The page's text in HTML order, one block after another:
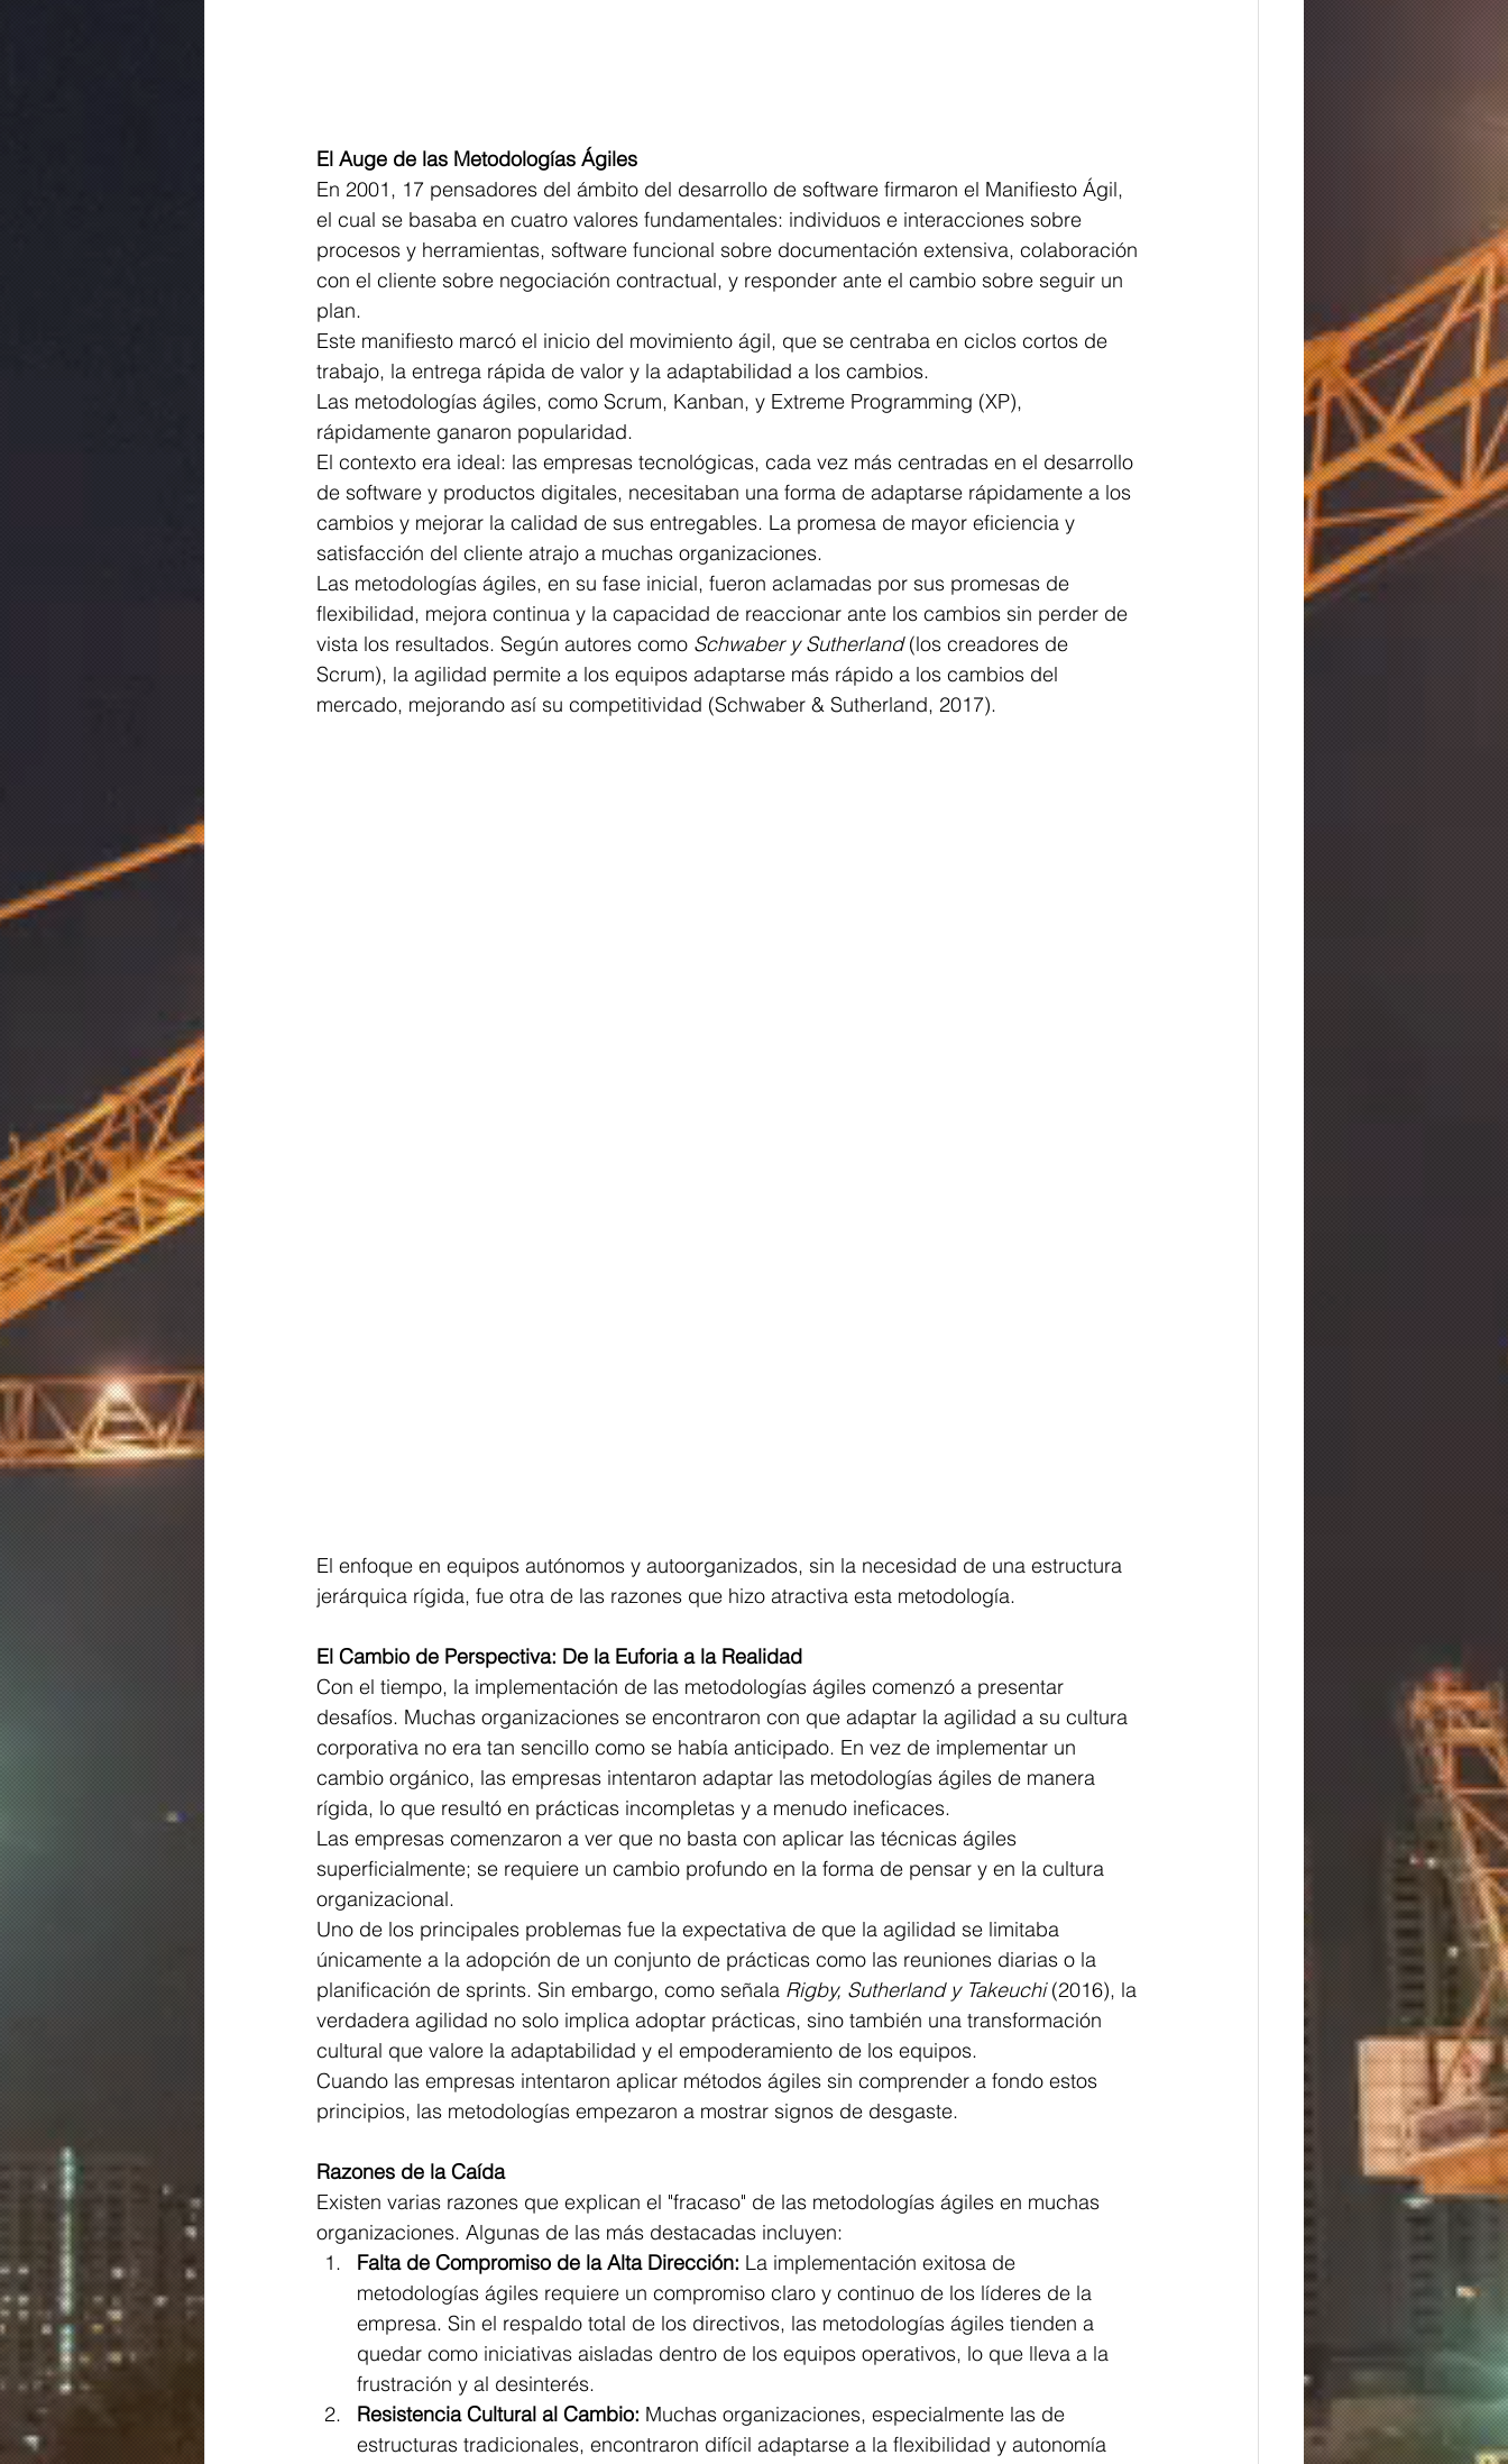
El Auge de las Metodologías Ágiles
En 2001, 17 pensadores del ámbito del desarrollo de software firmaron el Manifiesto Ágil,
el cual se basaba en cuatro valores fundamentales: individuos e interacciones sobre
procesos y herramientas, software funcional sobre documentación extensiva, colaboración
con el cliente sobre negociación contractual, y responder ante el cambio sobre seguir un
plan.
Este manifiesto marcó el inicio del movimiento ágil, que se centraba en ciclos cortos de
trabajo, la entrega rápida de valor y la adaptabilidad a los cambios.
Las metodologías ágiles, como Scrum, Kanban, y Extreme Programming (XP),
rápidamente ganaron popularidad.
El contexto era ideal: las empresas tecnológicas, cada vez más centradas en el desarrollo
de software y productos digitales, necesitaban una forma de adaptarse rápidamente a los
cambios y mejorar la calidad de sus entregables. La promesa de mayor eficiencia y
satisfacción del cliente atrajo a muchas organizaciones.
Las metodologías ágiles, en su fase inicial, fueron aclamadas por sus promesas de
flexibilidad, mejora continua y la capacidad de reaccionar ante los cambios sin perder de
vista los resultados. Según autores como Schwaber y Sutherland (los creadores de
Scrum), la agilidad permite a los equipos adaptarse más rápido a los cambios del
mercado, mejorando así su competitividad (Schwaber & Sutherland, 2017).
El enfoque en equipos autónomos y autoorganizados, sin la necesidad de una estructura
jerárquica rígida, fue otra de las razones que hizo atractiva esta metodología.
El Cambio de Perspectiva: De la Euforia a la Realidad
Con el tiempo, la implementación de las metodologías ágiles comenzó a presentar
desafíos. Muchas organizaciones se encontraron con que adaptar la agilidad a su cultura
corporativa no era tan sencillo como se había anticipado. En vez de implementar un
cambio orgánico, las empresas intentaron adaptar las metodologías ágiles de manera
rígida, lo que resultó en prácticas incompletas y a menudo ineficaces.
Las empresas comenzaron a ver que no basta con aplicar las técnicas ágiles
superficialmente; se requiere un cambio profundo en la forma de pensar y en la cultura
organizacional.
Uno de los principales problemas fue la expectativa de que la agilidad se limitaba
únicamente a la adopción de un conjunto de prácticas como las reuniones diarias o la
planificación de sprints. Sin embargo, como señala Rigby, Sutherland y Takeuchi (2016), la
verdadera agilidad no solo implica adoptar prácticas, sino también una transformación
cultural que valore la adaptabilidad y el empoderamiento de los equipos.
Cuando las empresas intentaron aplicar métodos ágiles sin comprender a fondo estos
principios, las metodologías empezaron a mostrar signos de desgaste.
Razones de la Caída
Existen varias razones que explican el "fracaso" de las metodologías ágiles en muchas
organizaciones. Algunas de las más destacadas incluyen:
Falta de Compromiso de la Alta Dirección: La implementación exitosa de
metodologías ágiles requiere un compromiso claro y continuo de los líderes de la
empresa. Sin el respaldo total de los directivos, las metodologías ágiles tienden a
quedar como iniciativas aisladas dentro de los equipos operativos, lo que lleva a la
frustración y al desinterés.
Resistencia Cultural al Cambio: Muchas organizaciones, especialmente las de
estructuras tradicionales, encontraron difícil adaptarse a la flexibilidad y autonomía